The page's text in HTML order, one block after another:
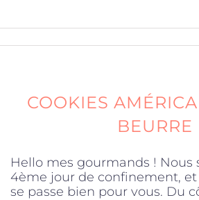
COOKIES
BEURRE
Hello mes gourmands ! Nous
4ème jour de confinement, et
se passe bien pour vous. Du